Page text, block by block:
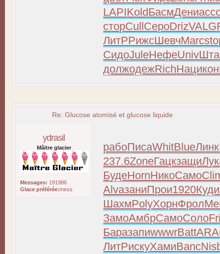
LAPIKoldБасмДени
сторCullСероDrizVALG
ЛитРРижсШевчMarc
СидоJuleНефеUniv
должодежRichНаци
Re: Glucose atomisé et glucose liquide
ydrasil
Mâitre glacier
Messages: 191986
Glace préférée:mess
рабоПисаWhitBlueЛинк
237.6ZoneГацкзащи
БудеHornНикоСамо
AlvaзаниПрои1920Куди
ШахмPolyХорнФрол
ЗамоАмбрСамоСоло
БаразапиwwwrBatt
ЛитРискуХамиBanc